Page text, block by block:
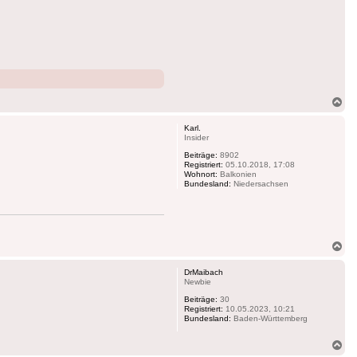
Karl.
Insider
Beiträge: 8902
Registriert: 05.10.2018, 17:08
Wohnort: Balkonien
Bundesland: Niedersachsen
DrMaibach
Newbie
Beiträge: 30
Registriert: 10.05.2023, 10:21
Bundesland: Baden-Württemberg